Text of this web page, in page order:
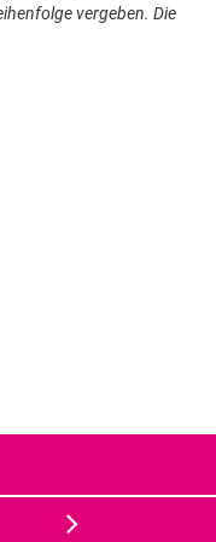
vergeben. Die